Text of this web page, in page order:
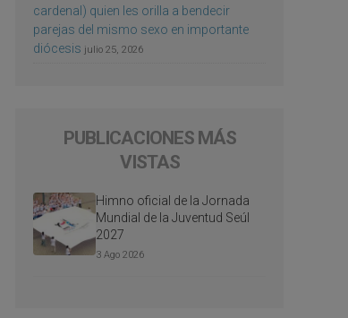
cardenal) quien les orilla a bendecir
parejas del mismo sexo en importante
diócesis julio 25, 2026
PUBLICACIONES MÁS
VISTAS
Himno oficial de la Jornada
Mundial de la Juventud Seúl
2027
3 Ago 2026